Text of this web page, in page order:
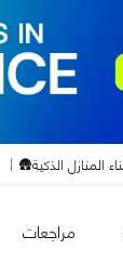
المنازل الذكية🛖
مراجعات